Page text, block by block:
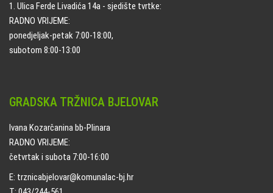
1. Ulica Ferde Livadića 14a - sjedište tvrtke:
RADNO VRIJEME:
ponedjeljak-petak 7:00-18:00,
subotom 8:00-13:00
GRADSKA TRŽNICA BJELOVAR
Ivana Kozarčanina bb-Plinara
RADNO VRIJEME:
četvrtak i subota 7:00-16:00
E: trznicabjelovar@komunalac-bj.hr